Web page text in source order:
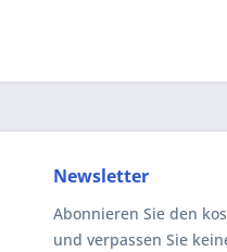
Newsletter
Abonnieren Sie den
und verpassen Sie